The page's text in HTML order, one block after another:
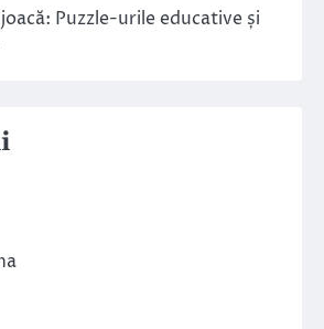
Puzzle-urile educative și